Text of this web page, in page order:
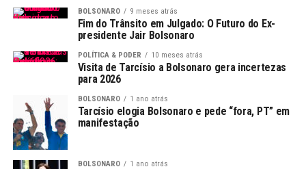
BOLSONARO 9 meses atrás
Fim do Trânsito em Julgado: O Futuro do Ex-
presidente Jair Bolsonaro
POLÍTICA & PODER 10 meses atrás
Visita de Tarcísio a Bolsonaro gera incertezas
para 2026
BOLSONARO 1 ano atrás
Tarcísio elogia Bolsonaro e pede “fora, PT” em
manifestação
BOLSONARO 1 ano atrás